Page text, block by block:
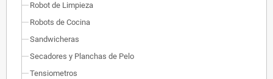
Robot de Limpieza
Robots de Cocina
Sandwicheras
Secadores y Planchas de Pelo
Tensiometros